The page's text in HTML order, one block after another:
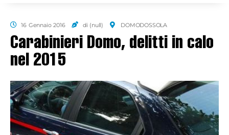
16 Gennaio 2016 di (null) DOMODOSSOLA
Carabinieri Domo, delitti in calo
nel 2015